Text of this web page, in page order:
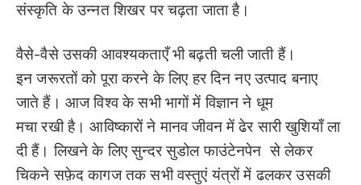
संस्कृति के उन्नत शिखर पर चढ़ता जाता है।
वैसे-वैसे उसकी आवश्यकताएँ भी बढ़ती चली जाती हैं।
इन जरूरतों को पूरा करने के लिए हर दिन नए उत्पाद बनाए
जाते हैं। आज विश्व के सभी भागों में विज्ञान ने धूम
मचा रखी है। आविष्कारों ने मानव जीवन में ढेर सारी खुशियाँ ला
दी हैं। लिखने के लिए सुन्दर सुडोल फाउंटेनपेन से लेकर
चिकने सफ़ेद कागज तक सभी वस्तुएं यंत्रों में ढलकर उसकी